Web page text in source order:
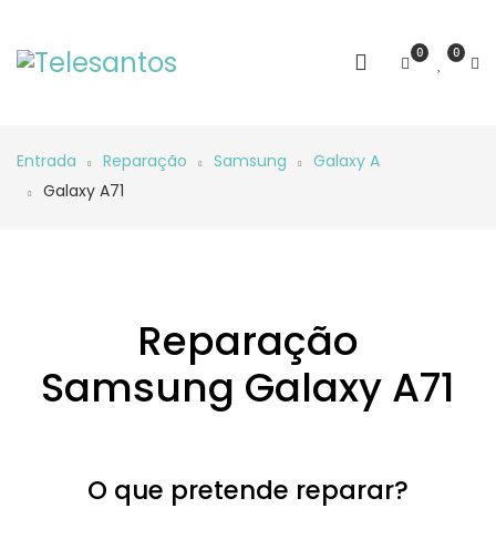
0 0
Entrada Reparação Samsung
Galaxy A
Galaxy A71
Reparação
Samsung Galaxy A71
O que pretende reparar?